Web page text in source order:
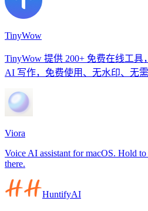
TinyWow
TinyWow 提供 200+ 免费在线工
AI 写作，免费使用、无水印、无需
Viora
Voice AI assistant for macOS. Hold
there.
HuntifyAI